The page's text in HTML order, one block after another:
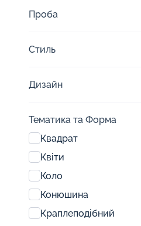
Проба
Стиль
Дизайн
Тематика та Форма
Квадрат
Квіти
Коло
Конюшина
Краплеподібний